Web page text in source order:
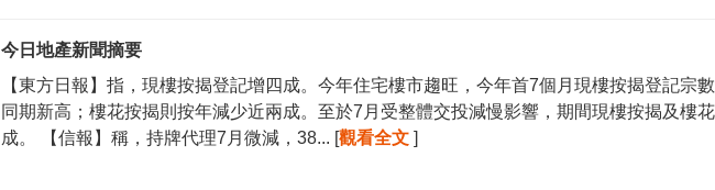
今日地產新聞摘要
【東方日報】指，現樓按揭登記增四成。今年住宅樓市趨旺，今年首7個月現樓按揭登記宗
同期新高；樓花按揭則按年減少近兩成。至於7月受整體交投減慢影響，期間現樓按揭及樓
成。 【信報】稱，持牌代理7月微減，38... [觀看全文 ]